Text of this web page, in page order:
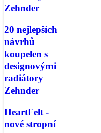
Zehnder
20 nejlepších
návrhů
koupelen s
designovými
radiátory
Zehnder
HeartFelt -
nové stropní